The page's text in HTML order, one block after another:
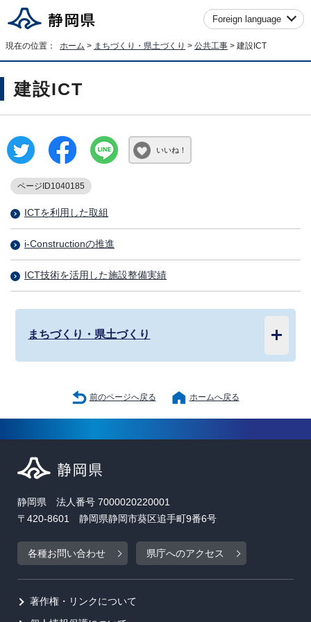
Foreign language
現在の位置： ホーム > まちづくり・県土づくり > 公共工事 > 建設ICT
建設ICT
いいね！
ページID1040185
ICTを利用した取組
i-Constructionの推進
ICT技術を活用した施設整備実績
まちづくり・県土づくり
前のページへ戻る ホームへ戻る
静岡県 法人番号 7000020220001
〒420-8601 静岡県静岡市葵区追手町9番6号
各種お問い合わせ 県庁へのアクセス
著作権・リンクについて